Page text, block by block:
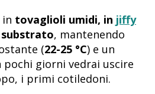
tovaglioli umidi, in jiffy
substrato, mantenendo
(22-25 °C) e un
giorni vedrai uscire
i primi cotiledoni.